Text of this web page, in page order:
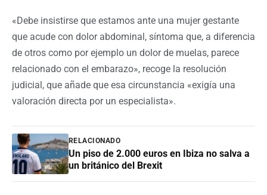
«Debe insistirse que estamos ante una mujer gestante
que acude con dolor abdominal, síntoma que, a diferencia
de otros como por ejemplo un dolor de muelas, parece
relacionado con el embarazo», recoge la resolución
judicial, que añade que esa circunstancia «exigía una
valoración directa por un especialista».
RELACIONADO
Un piso de 2.000 euros en Ibiza no salva a
un británico del Brexit